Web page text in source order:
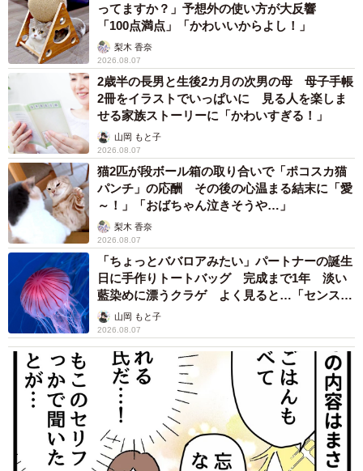
ってますか？」予想外の使い方が大反響
「100点満点」「かわいいからよし！」
梨木 香奈
2026.08.07
2歳半の長男と生後2カ月の次男の母 母子手帳
2冊をイラストでいっぱいに 見る人を楽しま
せる家族ストーリーに「かわいすぎる！」
山岡 もと子
2026.08.07
猫2匹が段ボール箱の取り合いで「ポコスカ猫
パンチ」の応酬 その後の心温まる結末に「愛
～！」「おばちゃん泣きそうや…」
梨木 香奈
2026.08.07
「ちょっとババロアみたい」パートナーの誕生
日に手作りトートバッグ 完成まで1年 淡い
藍染めに漂うクラゲ よく見ると…「センスす
ごい」山岡 もと子
2026.08.07